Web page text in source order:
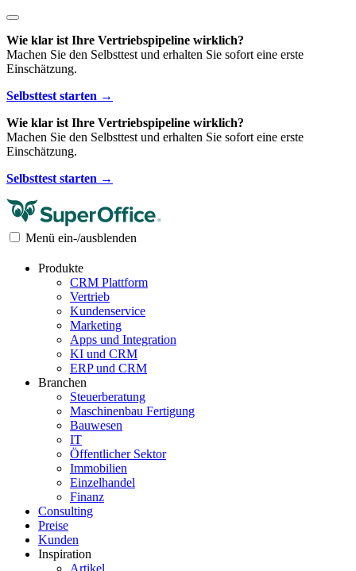
Wie klar ist Ihre Vertriebspipeline wirklich?
Machen Sie den Selbsttest und erhalten Sie sofort eine erste
Einschätzung.
Selbsttest starten →
Wie klar ist Ihre Vertriebspipeline wirklich?
Machen Sie den Selbsttest und erhalten Sie sofort eine erste
Einschätzung.
Selbsttest starten →
Menü ein-/ausblenden
Produkte
CRM Plattform
Vertrieb
Kundenservice
Marketing
Apps und Integration
KI und CRM
ERP und CRM
Branchen
Steuerberatung
Maschinenbau Fertigung
Bauwesen
IT
Öffentlicher Sektor
Immobilien
Einzelhandel
Finanz
Consulting
Preise
Kunden
Inspiration
Artikel